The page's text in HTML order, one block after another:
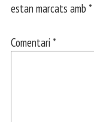
estan marcats amb *
Comentari *